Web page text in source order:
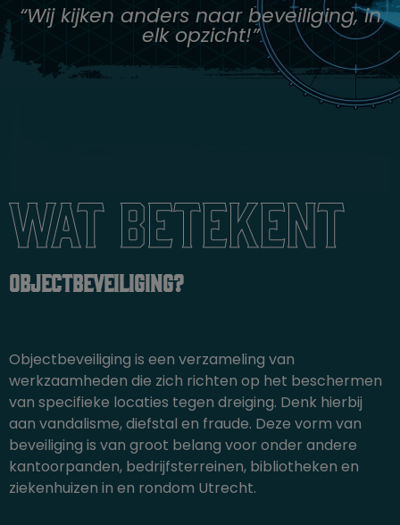
“Wij kijken anders naar beveiliging, in
elk opzicht!”
Wat betekent
objectbeveiliging?
Objectbeveiliging is een verzameling van
werkzaamheden die zich richten op het beschermen
van specifieke locaties tegen dreiging. Denk hierbij
aan vandalisme, diefstal en fraude. Deze vorm van
beveiliging is van groot belang voor onder andere
kantoorpanden, bedrijfsterreinen, bibliotheken en
ziekenhuizen in en rondom Utrecht.